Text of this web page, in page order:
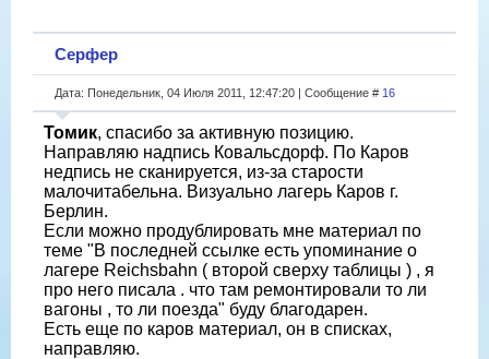
Серфер
Дата: Понедельник, 04 Июля 2011, 12:47:20 | Сообщение # 16
Томик, спасибо за активную позицию.
Направляю надпись Ковальсдорф. По Каров
недпись не сканируется, из-за старости
малочитабельна. Визуально лагерь Каров г.
Берлин.
Если можно продублировать мне материал по
теме "В последней ссылке есть упоминание о
лагере Reichsbahn ( второй сверху таблицы ) , я
про него писала . что там ремонтировали то ли
вагоны , то ли поезда" буду благодарен.
Есть еще по каров материал, он в списках,
направляю.